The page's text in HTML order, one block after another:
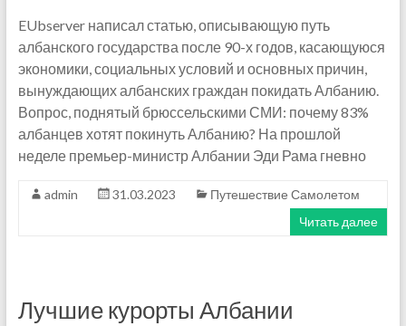
EUbserver написал статью, описывающую путь
албанского государства после 90-х годов, касающуюся
экономики, социальных условий и основных причин,
вынуждающих албанских граждан покидать Албанию.
Вопрос, поднятый брюссельскими СМИ: почему 83%
албанцев хотят покинуть Албанию? На прошлой
неделе премьер-министр Албании Эди Рама гневно
admin 31.03.2023
Путешествие Самолетом
Читать далее
Лучшие курорты Албании